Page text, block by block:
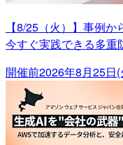
【8/25（火）】事例
今すぐ実践できる多重
開催前2026年8月25日(